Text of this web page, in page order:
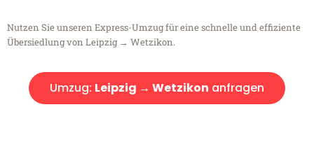
Nutzen Sie unseren Express-Umzug für eine schnelle und effiziente
Übersiedlung von Leipzig → Wetzikon.
Umzug: Leipzig → Wetzikon anfragen